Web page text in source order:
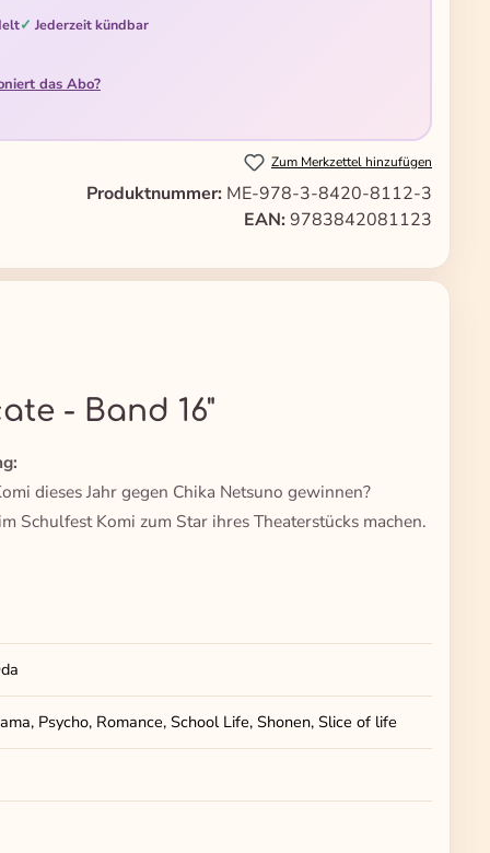
Jederzeit kündbar
das Abo?
Zum Merkzettel hinzufügen
Produktnummer: ME-978-3-8420-8112-3
EAN: 9783842081123
- Band 16"
dieses Jahr gegen Chika Netsuno gewinnen?
Schulfest Komi zum Star ihres Theaterstücks machen.
Psycho, Romance, School Life, Shonen, Slice of life